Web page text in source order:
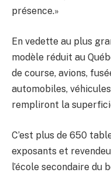
présence.»
En vedette au plus
modèle réduit au
de course, avions,
automobiles,
rempliront la
C’est plus de 650
exposants et
l’école secondaire du